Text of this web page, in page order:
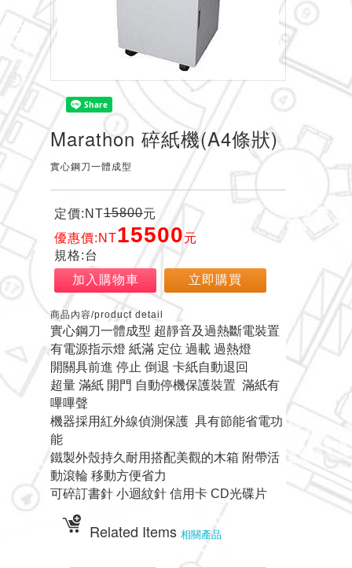
Marathon 碎紙機(A4條狀)
實心鋼刀一體成型
定價:NT15800元
優惠價:NT15500元
規格:台
加入購物車
立即購買
商品內容/product detail
實心鋼刀一體成型 超靜音及過熱斷電裝置
有電源指示燈 紙滿 定位 過載 過熱燈
開關具前進 停止 倒退 卡紙自動退回
超量 滿紙 開門 自動停機保護裝置 滿紙有
嗶嗶聲
機器採用紅外線偵測保護 具有節能省電功
能
鐵製外殼持久耐用搭配美觀的木箱 附帶活
動滾輪 移動方便省力
可碎訂書針 小迴紋針 信用卡 CD光碟片
Related Items 相關產品